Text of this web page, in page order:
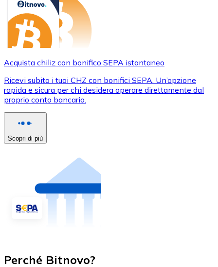
Acquista chiliz con bonifico SEPA istantaneo
Ricevi subito i tuoi CHZ con bonifici SEPA. Un’opzione
rapida e sicura per chi desidera operare direttamente dal
proprio conto bancario.
Scopri di più
Perché Bitnovo?